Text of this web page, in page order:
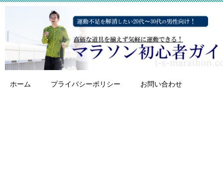
ホーム プライバシーポリシー お問い合わせ